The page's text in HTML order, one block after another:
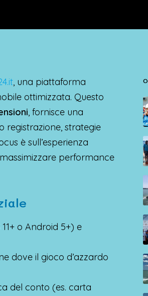
, una piattaforma
ottimizzata. Questo
, fornisce una
registrazione, strategie
è sull’esperienza
performance
o Android 5+) e
dove il gioco d’azzardo
del conto (es. carta